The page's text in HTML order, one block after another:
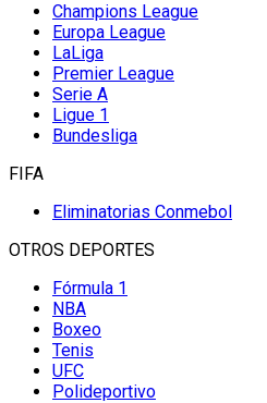
Champions League
Europa League
LaLiga
Premier League
Serie A
Ligue 1
Bundesliga
FIFA
Eliminatorias Conmebol
OTROS DEPORTES
Fórmula 1
NBA
Boxeo
Tenis
UFC
Polideportivo